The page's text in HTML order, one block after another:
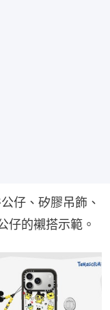
仔、矽膠吊飾、
仔的襯搭示範。